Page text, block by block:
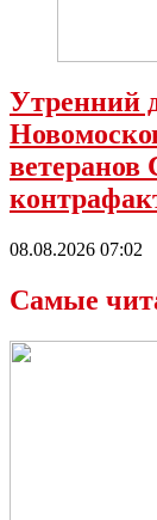
Утренний
ветеранов
08.08.2026 07:02
Самые